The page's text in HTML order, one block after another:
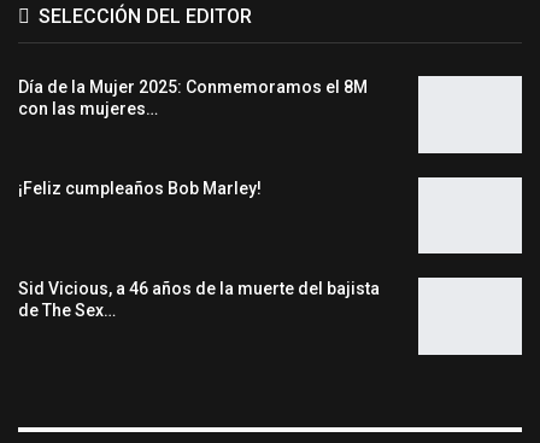
SELECCIÓN DEL EDITOR
Día de la Mujer 2025: Conmemoramos el 8M
con las mujeres…
¡Feliz cumpleaños Bob Marley!
Sid Vicious, a 46 años de la muerte del bajista
de The Sex…